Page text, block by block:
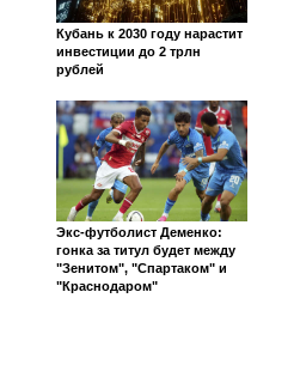
Кубань к 2030 году нарастит
инвестиции до 2 трлн
рублей
Экс-футболист Деменко:
гонка за титул будет между
"Зенитом", "Спартаком" и
"Краснодаром"